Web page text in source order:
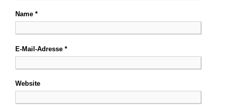
Name *
E-Mail-Adresse *
Website